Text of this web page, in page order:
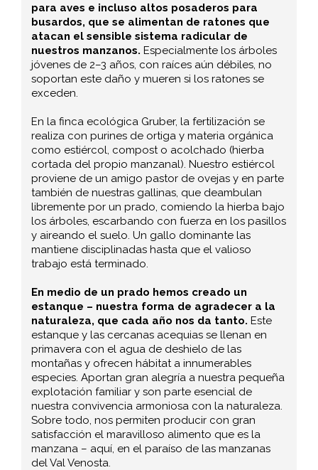
para aves e incluso altos posaderos para
busardos, que se alimentan de ratones que
atacan el sensible sistema radicular de
nuestros manzanos. Especialmente los árboles
jóvenes de 2–3 años, con raíces aún débiles, no
soportan este daño y mueren si los ratones se
exceden.
En la finca ecológica Gruber, la fertilización se
realiza con purines de ortiga y materia orgánica
como estiércol, compost o acolchado (hierba
cortada del propio manzanal). Nuestro estiércol
proviene de un amigo pastor de ovejas y en parte
también de nuestras gallinas, que deambulan
libremente por un prado, comiendo la hierba bajo
los árboles, escarbando con fuerza en los pasillos
y aireando el suelo. Un gallo dominante las
mantiene disciplinadas hasta que el valioso
trabajo está terminado.
En medio de un prado hemos creado un
estanque – nuestra forma de agradecer a la
naturaleza, que cada año nos da tanto. Este
estanque y las cercanas acequias se llenan en
primavera con el agua de deshielo de las
montañas y ofrecen hábitat a innumerables
especies. Aportan gran alegría a nuestra pequeña
explotación familiar y son parte esencial de
nuestra convivencia armoniosa con la naturaleza.
Sobre todo, nos permiten producir con gran
satisfacción el maravilloso alimento que es la
manzana – aquí, en el paraíso de las manzanas
del Val Venosta.